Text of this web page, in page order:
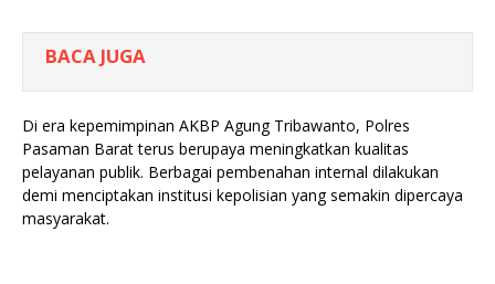
BACA JUGA
Di era kepemimpinan AKBP Agung Tribawanto, Polres
Pasaman Barat terus berupaya meningkatkan kualitas
pelayanan publik. Berbagai pembenahan internal dilakukan
demi menciptakan institusi kepolisian yang semakin dipercaya
masyarakat.